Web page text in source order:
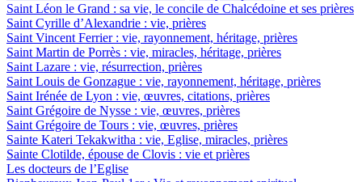
Saint Léon le Grand : sa vie, le concile de Chalcédoine et ses prières
Saint Cyrille d’Alexandrie : vie, prières
Saint Vincent Ferrier : vie, rayonnement, héritage, prières
Saint Martin de Porrès : vie, miracles, héritage, prières
Saint Lazare : vie, résurrection, prières
Saint Louis de Gonzague : vie, rayonnement, héritage, prières
Saint Irénée de Lyon : vie, œuvres, citations, prières
Saint Grégoire de Nysse : vie, œuvres, prières
Saint Grégoire de Tours : vie, œuvres, prières
Sainte Kateri Tekakwitha : vie, Eglise, miracles, prières
Sainte Clotilde, épouse de Clovis : vie et prières
Les docteurs de l’Eglise